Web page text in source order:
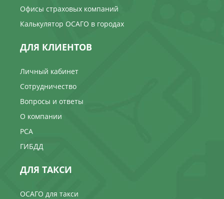
Офисы страховых компаний
Калькулятор ОСАГО в городах
ДЛЯ КЛИЕНТОВ
Личный кабинет
Сотрудничество
Вопросы и ответы
О компании
РСА
ГИБДД
ДЛЯ ТАКСИ
ОСАГО для такси